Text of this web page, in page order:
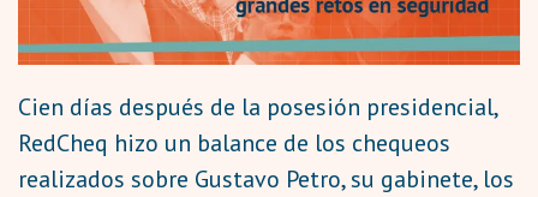
Cien días después de la posesión presidencial,
RedCheq hizo un balance de los chequeos
realizados sobre Gustavo Petro, su gabinete, los